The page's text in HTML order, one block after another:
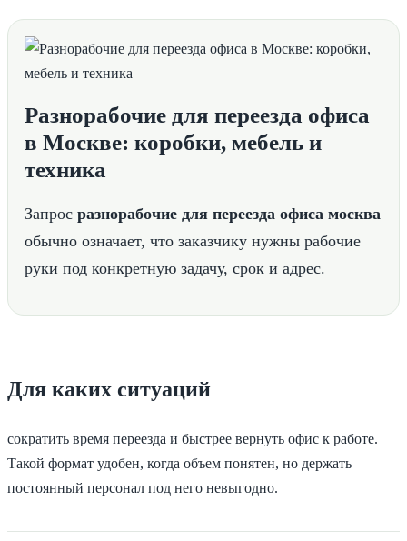
Разнорабочие для переезда офиса
в Москве: коробки, мебель и
техника
Запрос разнорабочие для переезда офиса москва
обычно означает, что заказчику нужны рабочие
руки под конкретную задачу, срок и адрес.
Для каких ситуаций
сократить время переезда и быстрее вернуть офис к работе.
Такой формат удобен, когда объем понятен, но держать
постоянный персонал под него невыгодно.